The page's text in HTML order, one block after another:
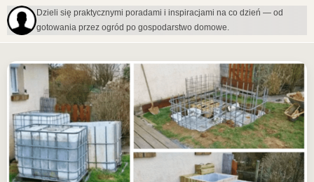
Dzieli się praktycznymi poradami i inspiracjami na co dzień — od
gotowania przez ogród po gospodarstwo domowe.